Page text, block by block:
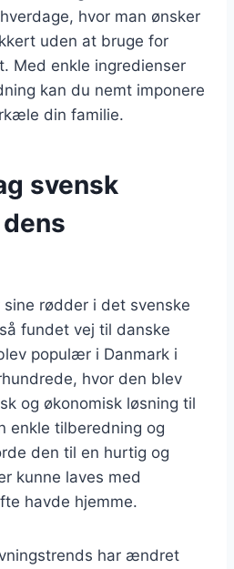
hvor man ønsker
uden at bruge for
Med enkle ingredienser
kan du nemt imponere
din familie.
svensk
rødder i det svenske
fundet vej til danske
populær i Danmark i
hvor den blev
og økonomisk løsning til
enkle tilberedning og
den til en hurtig og
kunne laves med
havde hjemme.
har ændret